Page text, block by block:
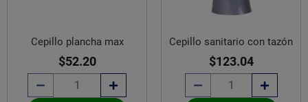
Cepillo plancha max
$52.20
Cepillo sanitario con tazón
$123.04